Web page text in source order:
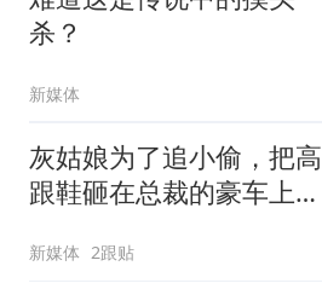
杀？
新媒体
灰姑娘为了追小偷，把高
跟鞋砸在总裁的豪车上，
新媒体 2跟贴